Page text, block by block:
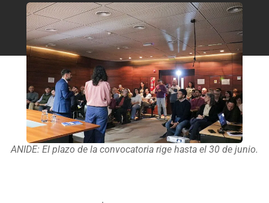
ANIDE: El plazo de la convocatoria rige hasta el 30 de junio.